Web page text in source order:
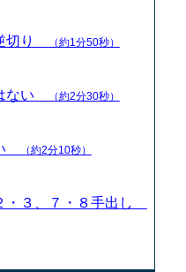
切り （約1分50秒）
ない （約2分30秒）
（約2分10秒）
・３、７・８手出し